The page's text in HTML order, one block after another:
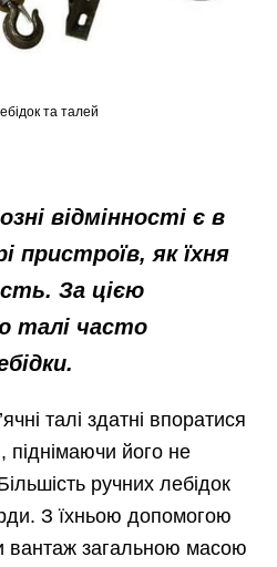
та талей
відмінності є в
пристроїв, як їхня
За цією
талі часто
талі здатні впоратися
його не
ручних лебідок
З їхньою допомогою
вантаж загальною масою